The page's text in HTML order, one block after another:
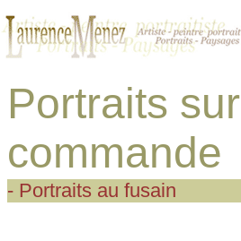
Portraits sur
commande
- Portraits au fusain